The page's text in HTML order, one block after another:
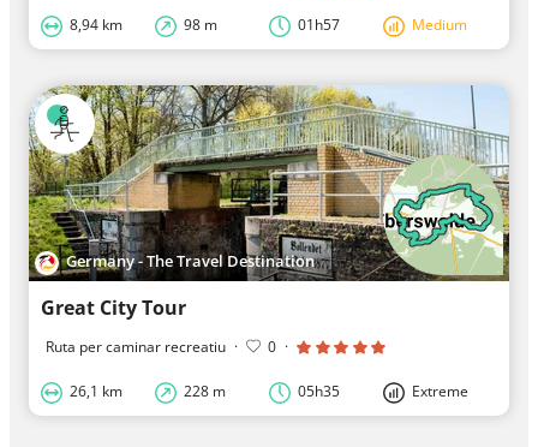
8,94 km 98 m 01h57 Medium
Germany - The Travel Destination
Great City Tour
Ruta per caminar recreatiu · 0 ·
26,1 km 228 m 05h35 Extreme